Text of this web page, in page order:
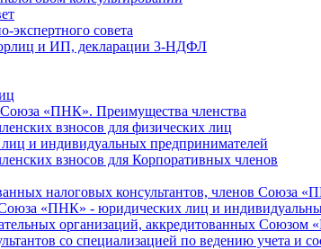
экспертного совета
юрлиц и ИП, декларации 3-НДФЛ
Союза «ПНК». Преимущества членства
взносов для физических лиц
и индивидуальных предпринимателей
взносов для Корпоративных членов
налоговых консультантов, членов Союза
«ПНК» - юридических лиц и
организаций, аккредитованных Союзом
со специализацией по ведению учета и